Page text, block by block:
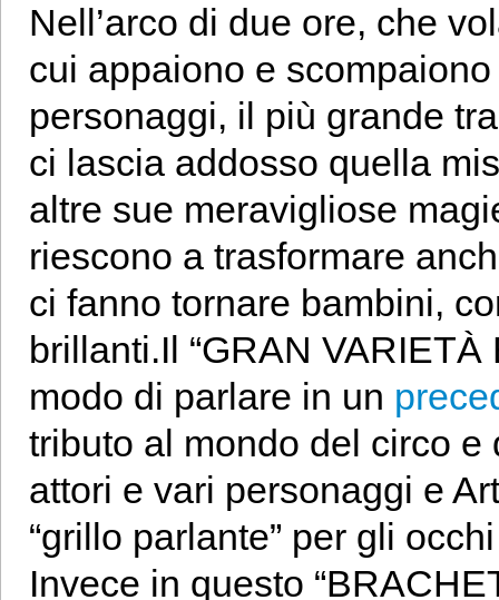
Nell’arco di due ore, che
cui appaiono e
personaggi, il più grande
ci lascia addosso quella
altre sue meravigliose
riescono a trasformare
ci fanno tornare bambini,
brillanti.Il “GRAN
modo di parlare in un
tributo al mondo del circo
attori e vari personaggi e
“grillo parlante” per gli
Invece in questo